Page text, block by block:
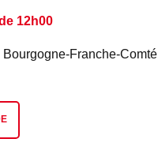
12h00
Franche-Comté